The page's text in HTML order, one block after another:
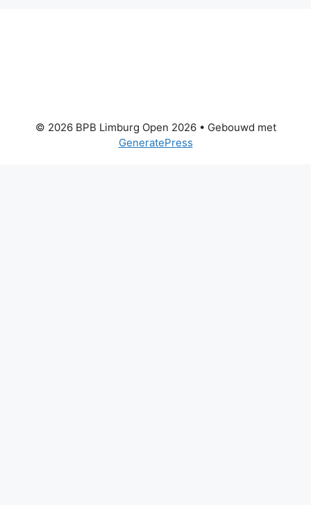
© 2026 BPB Limburg Open 2026• Gebouwd met
GeneratePress